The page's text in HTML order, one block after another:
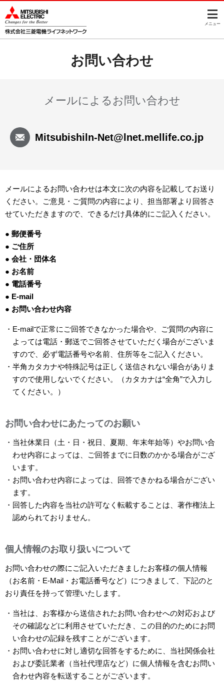
メニュー
お問い合わせ
メールによるお問い合わせ
Mitsubishiln-Net@lnet.mellife.co.jp
メールによるお問い合わせは本文に次の内容を記載してお送り
ください。ご意見・ご質問の内容により、担当部署より回答さ
せていただきますので、できるだけ具体的にご記入ください。
● 郵便番号
● ご住所
● 会社・団体名
● お名前
● 電話番号
● E-mail
● お問い合わせ内容
・E-mailで正常にご回答できなかった場合や、ご質問の内容に
よっては電話・郵送でご回答させていただく場合がございま
すので、必ず電話番号や名前、住所等をご記入ください。
・半角カタカナや特殊記号は正しく送信されない場合がありま
すので使用しないでください。（カタカナは“全角”で入力し
てください。）
お問い合わせにあたってのお願い
・当社休業日（土・日・祝日、夏期、年末年始等）やお問い合
わせ内容によっては、ご回答までに日数のかかる場合がござ
います。
・お問い合わせ内容によっては、回答できかねる場合がござい
ます。
・回答した内容を当社の許可なく転載することは、著作権法上
認められておりません。
個人情報のお取り扱いについて
お問い合わせの際にご記入いただきましたお客様の個人情報
（お名前・E-Mail・お電話番号など）につきまして、下記のと
おり責任を持って管理いたします。
・当社は、お客様から送信されたお問い合わせへの対応および
その確認などに利用させていただき、この目的のためにお問
い合わせの記録を残すことがございます。
・お問い合わせに対し適切な回答をするために、当社関係会社
および委託業者（当社代理店など）に個人情報を含むお問い
合わせ内容を転送することがございます。